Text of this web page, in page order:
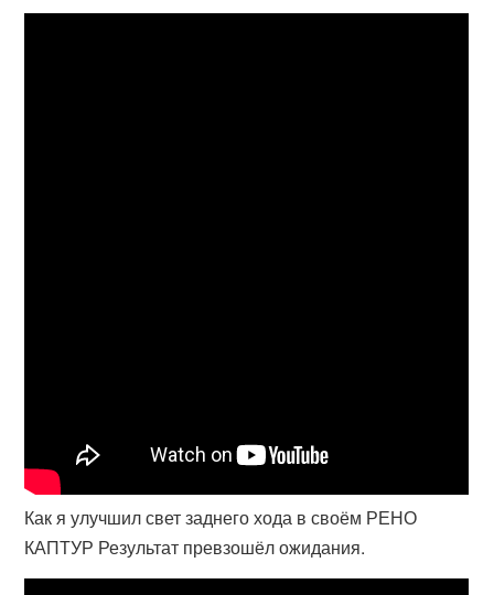
Как я улучшил свет заднего хода в своём РЕНО
КАПТУР Результат превзошёл ожидания.